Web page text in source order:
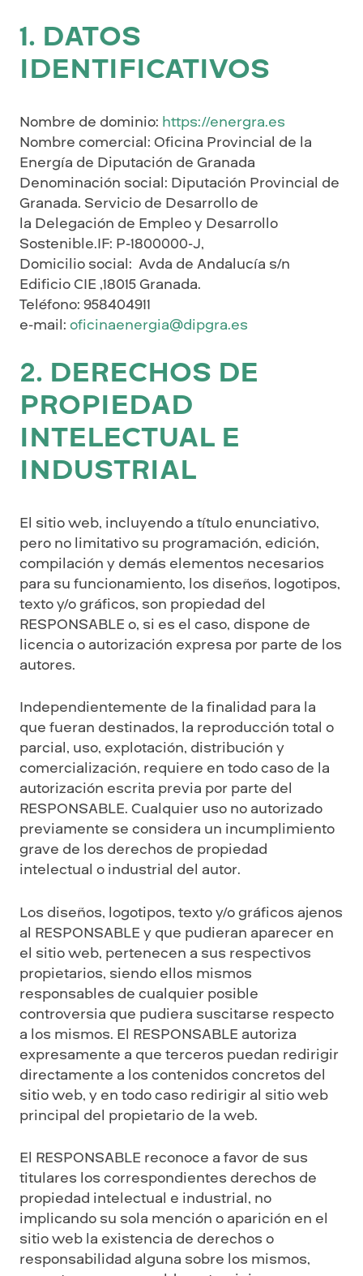
1. DATOS
IDENTIFICATIVOS
Nombre de dominio: https://energra.es
Nombre comercial: Oficina Provincial de la
Energía de Diputación de Granada
Denominación social: Diputación Provincial de
Granada. Servicio de Desarrollo de
la Delegación de Empleo y Desarrollo
Sostenible.IF: P-1800000-J,
Domicilio social: Avda de Andalucía s/n
Edificio CIE ,18015 Granada.
Teléfono: 958404911
e-mail: oficinaenergia@dipgra.es
2. DERECHOS DE
PROPIEDAD
INTELECTUAL E
INDUSTRIAL
El sitio web, incluyendo a título enunciativo,
pero no limitativo su programación, edición,
compilación y demás elementos necesarios
para su funcionamiento, los diseños, logotipos,
texto y/o gráficos, son propiedad del
RESPONSABLE o, si es el caso, dispone de
licencia o autorización expresa por parte de los
autores.
Independientemente de la finalidad para la
que fueran destinados, la reproducción total o
parcial, uso, explotación, distribución y
comercialización, requiere en todo caso de la
autorización escrita previa por parte del
RESPONSABLE. Cualquier uso no autorizado
previamente se considera un incumplimiento
grave de los derechos de propiedad
intelectual o industrial del autor.
Los diseños, logotipos, texto y/o gráficos ajenos
al RESPONSABLE y que pudieran aparecer en
el sitio web, pertenecen a sus respectivos
propietarios, siendo ellos mismos
responsables de cualquier posible
controversia que pudiera suscitarse respecto
a los mismos. El RESPONSABLE autoriza
expresamente a que terceros puedan redirigir
directamente a los contenidos concretos del
sitio web, y en todo caso redirigir al sitio web
principal del propietario de la web.
El RESPONSABLE reconoce a favor de sus
titulares los correspondientes derechos de
propiedad intelectual e industrial, no
implicando su sola mención o aparición en el
sitio web la existencia de derechos o
responsabilidad alguna sobre los mismos,